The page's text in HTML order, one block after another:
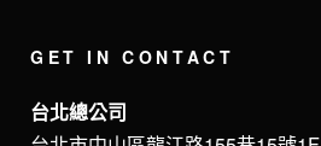
GET IN CONTACT
台北總公司